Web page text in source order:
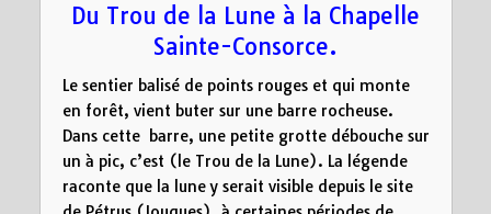
Du Trou de la Lune à la Chapelle
Sainte-Consorce.
Le sentier balisé de points rouges et qui monte
en forêt, vient buter sur une barre rocheuse.
Dans cette barre, une petite grotte débouche sur
un à pic, c’est (le Trou de la Lune). La légende
raconte que la lune y serait visible depuis le site